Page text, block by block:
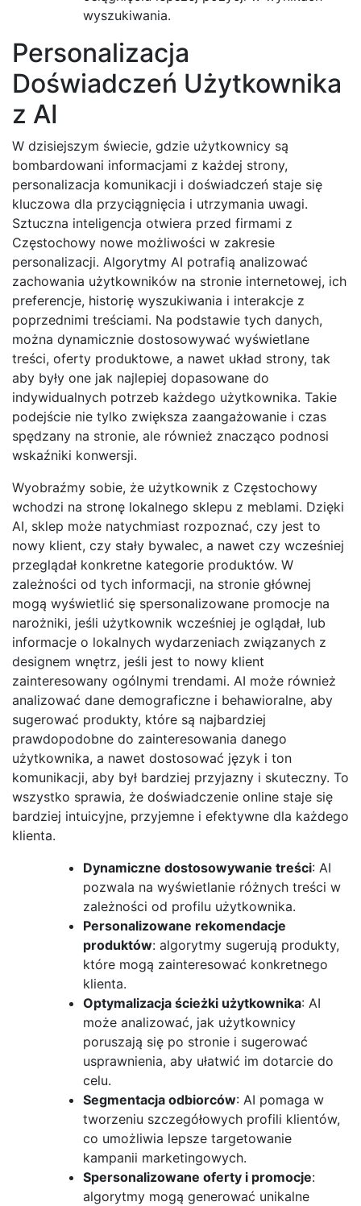
wyszukiwania.
Personalizacja
Doświadczeń Użytkownika
z AI
W dzisiejszym świecie, gdzie użytkownicy są
bombardowani informacjami z każdej strony,
personalizacja komunikacji i doświadczeń staje się
kluczowa dla przyciągnięcia i utrzymania uwagi.
Sztuczna inteligencja otwiera przed firmami z
Częstochowy nowe możliwości w zakresie
personalizacji. Algorytmy AI potrafią analizować
zachowania użytkowników na stronie internetowej, ich
preferencje, historię wyszukiwania i interakcje z
poprzednimi treściami. Na podstawie tych danych,
można dynamicznie dostosowywać wyświetlane
treści, oferty produktowe, a nawet układ strony, tak
aby były one jak najlepiej dopasowane do
indywidualnych potrzeb każdego użytkownika. Takie
podejście nie tylko zwiększa zaangażowanie i czas
spędzany na stronie, ale również znacząco podnosi
wskaźniki konwersji.
Wyobraźmy sobie, że użytkownik z Częstochowy
wchodzi na stronę lokalnego sklepu z meblami. Dzięki
AI, sklep może natychmiast rozpoznać, czy jest to
nowy klient, czy stały bywalec, a nawet czy wcześniej
przeglądał konkretne kategorie produktów. W
zależności od tych informacji, na stronie głównej
mogą wyświetlić się spersonalizowane promocje na
narożniki, jeśli użytkownik wcześniej je oglądał, lub
informacje o lokalnych wydarzeniach związanych z
designem wnętrz, jeśli jest to nowy klient
zainteresowany ogólnymi trendami. AI może również
analizować dane demograficzne i behawioralne, aby
sugerować produkty, które są najbardziej
prawdopodobne do zainteresowania danego
użytkownika, a nawet dostosować język i ton
komunikacji, aby był bardziej przyjazny i skuteczny. To
wszystko sprawia, że doświadczenie online staje się
bardziej intuicyjne, przyjemne i efektywne dla każdego
klienta.
Dynamiczne dostosowywanie treści: AI
pozwala na wyświetlanie różnych treści w
zależności od profilu użytkownika.
Personalizowane rekomendacje
produktów: algorytmy sugerują produkty,
które mogą zainteresować konkretnego
klienta.
Optymalizacja ścieżki użytkownika: AI
może analizować, jak użytkownicy
poruszają się po stronie i sugerować
usprawnienia, aby ułatwić im dotarcie do
celu.
Segmentacja odbiorców: AI pomaga w
tworzeniu szczegółowych profili klientów,
co umożliwia lepsze targetowanie
kampanii marketingowych.
Spersonalizowane oferty i promocje:
algorytmy mogą generować unikalne